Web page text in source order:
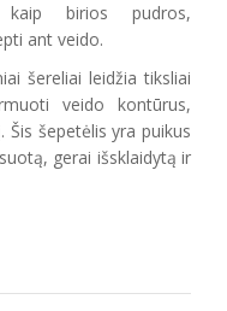
kaip birios pudros,
ant veido.
šereliai leidžia tiksliai
veido kontūrus,
šepetėlis yra puikus
gerai išsklaidytą ir